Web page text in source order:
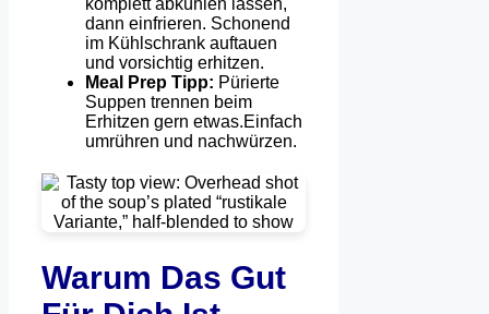
komplett abkühlen lassen,
dann einfrieren. Schonend
im Kühlschrank auftauen
und vorsichtig erhitzen.
Meal Prep Tipp: Pürierte
Suppen trennen beim
Erhitzen gern etwas.Einfach
umrühren und nachwürzen.
Warum Das Gut